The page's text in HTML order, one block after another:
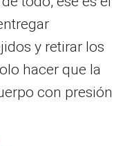
y retirar los
hacer que la
con presión